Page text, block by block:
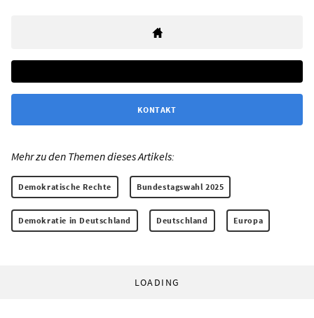
KONTAKT
Mehr zu den Themen dieses Artikels:
Demokratische Rechte Bundestagswahl 2025
Demokratie in Deutschland Deutschland Europa
LOADING